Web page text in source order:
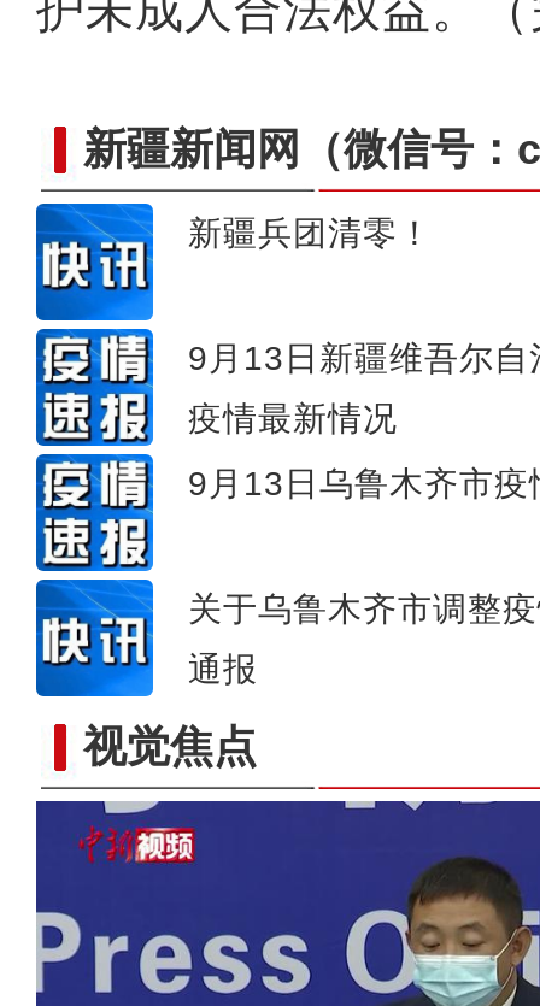
新疆新闻网 （微信号
新疆兵团清零！
9月13日新疆维吾尔
疫情最新情况
9月13日乌鲁木齐市
关于乌鲁木齐市调整
通报
视觉焦点【坐标中国】中国跨度——